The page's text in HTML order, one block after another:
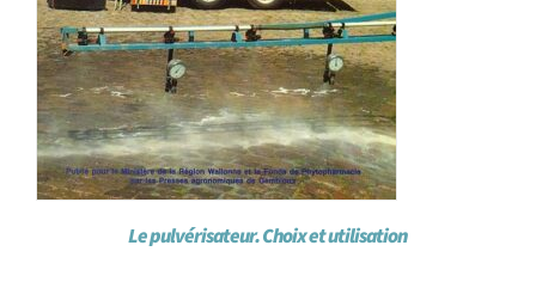
Le pulvérisateur. Choix et utilisation